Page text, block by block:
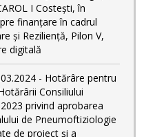
I Costești, în
finanțare în cadrul
și Reziliență, Pilon V,
digitală
- Hotărâre pentru
Consiliului
privind aprobarea
de Pneumoftiziologie
de proiect și a